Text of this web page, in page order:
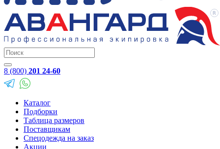
8 (800) 201 24-60
Каталог
Подборки
Таблица размеров
Поставщикам
Спецодежда на заказ
Акции